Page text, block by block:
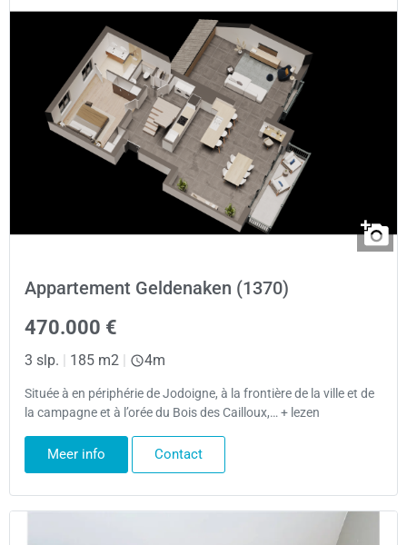
Appartement Geldenaken (1370)
470.000 €
3 slp. | 185 m2 | 4m
Située à en périphérie de Jodoigne, à la frontière de la ville et de
la campagne et à l’orée du Bois des Cailloux,… + lezen
Meer info Contact